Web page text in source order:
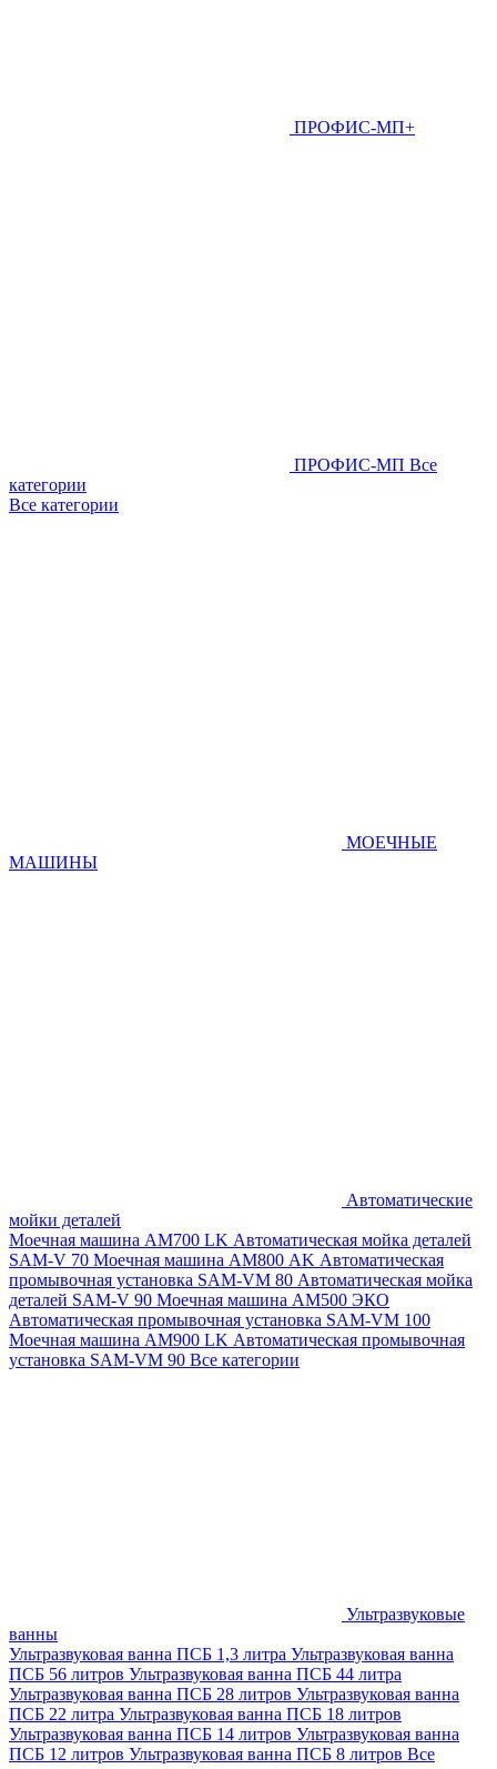
ПРОФИС-МП+
ПРОФИС-МП Все
категории
Все категории
МОЕЧНЫЕ
МАШИНЫ
Автоматические
мойки деталей
Моечная машина AM700 LK Автоматическая мойка деталей
SAM-V 70 Моечная машина АМ800 AK Автоматическая
промывочная установка SAM-VM 80 Автоматическая мойка
деталей SAM-V 90 Моечная машина АМ500 ЭКО
Автоматическая промывочная установка SAM-VM 100
Моечная машина AM900 LK Автоматическая промывочная
установка SAM-VM 90 Все категории
Ультразвуковые
ванны
Ультразвуковая ванна ПСБ 1,3 литра Ультразвуковая ванна
ПСБ 56 литров Ультразвуковая ванна ПСБ 44 литра
Ультразвуковая ванна ПСБ 28 литров Ультразвуковая ванна
ПСБ 22 литра Ультразвуковая ванна ПСБ 18 литров
Ультразвуковая ванна ПСБ 14 литров Ультразвуковая ванна
ПСБ 12 литров Ультразвуковая ванна ПСБ 8 литров Все